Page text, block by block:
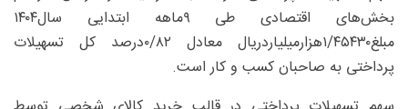
بخش‌های اقتصادی طی ۹‌ماهه ابتدایی سال‌۱۴۰۴
مبلغ۱/۴۵۴۳۰هزار‌میلیارد‌ریال معادل ۰/۸۲‌درصد کل تسهیلات
پرداختی به صاحبان کسب و کار است.